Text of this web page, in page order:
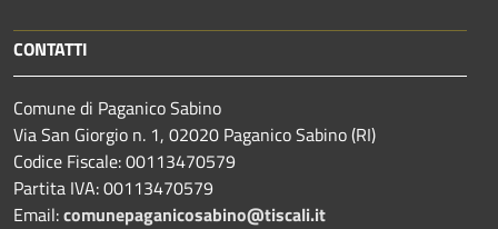
CONTATTI
Comune di Paganico Sabino
Via San Giorgio n. 1, 02020 Paganico Sabino (RI)
Codice Fiscale: 00113470579
Partita IVA: 00113470579
Email:comunepaganicosabino@tiscali.it